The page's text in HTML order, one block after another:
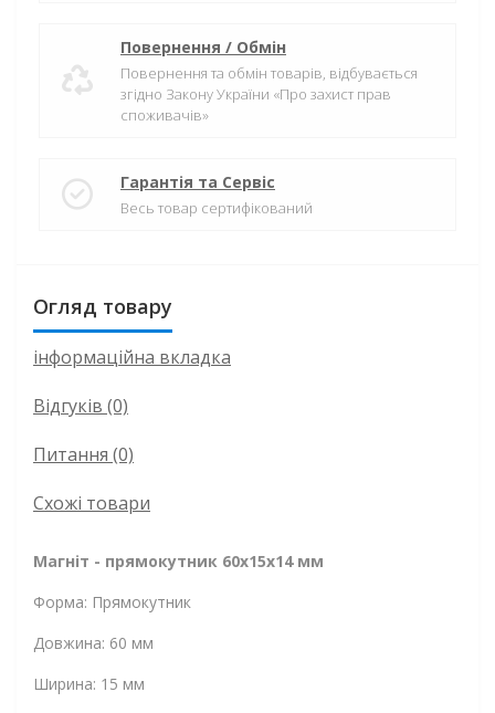
Повернення / Обмін
Повернення та обмін товарів, відбувається
згідно Закону України «Про захист прав
споживачів»
Гарантія та Сервіс
Весь товар сертифікований
Огляд товару
інформаційна вкладка
Відгуків (0)
Питання (0)
Схожі товари
Магніт - прямокутник 60x15x14 мм
Форма: Прямокутник
Довжина: 60 мм
Ширина: 15 мм